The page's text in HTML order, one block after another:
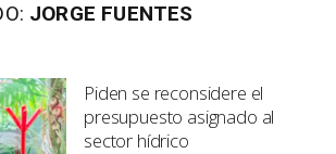
JORGE FUENTES
Piden se reconsidere el
presupuesto asignado al
sector hídrico